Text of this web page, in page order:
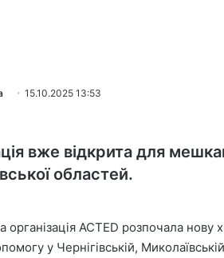
15.10.2025 13:53
вже відкрита для
областей.
організація ACTED розпочала
у Чернігівській,